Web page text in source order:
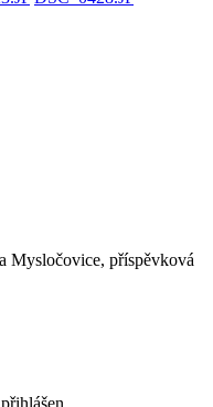
Mysločovice, příspěvková